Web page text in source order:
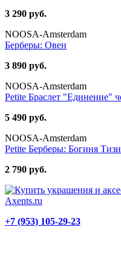
3 290 руб.
NOOSA-Amsterdam
Берберы: Овен
3 890 руб.
NOOSA-Amsterdam
Petite Браслет "Единение"
5 490 руб.
NOOSA-Amsterdam
Petite Берберы: Богиня
2 790 руб.
+7 (953) 105-29-23